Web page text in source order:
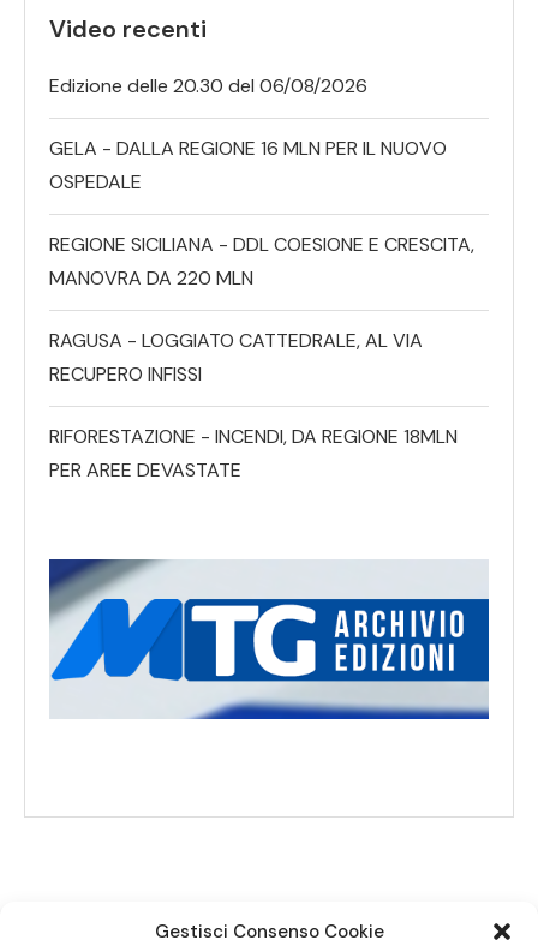
Gestisci Consenso Cookie
Video recenti
Edizione delle 20.30 del 06/08/2026
GELA - DALLA REGIONE 16 MLN PER IL NUOVO
OSPEDALE
REGIONE SICILIANA - DDL COESIONE E CRESCITA,
MANOVRA DA 220 MLN
RAGUSA - LOGGIATO CATTEDRALE, AL VIA
RECUPERO INFISSI
RIFORESTAZIONE - INCENDI, DA REGIONE 18MLN
PER AREE DEVASTATE